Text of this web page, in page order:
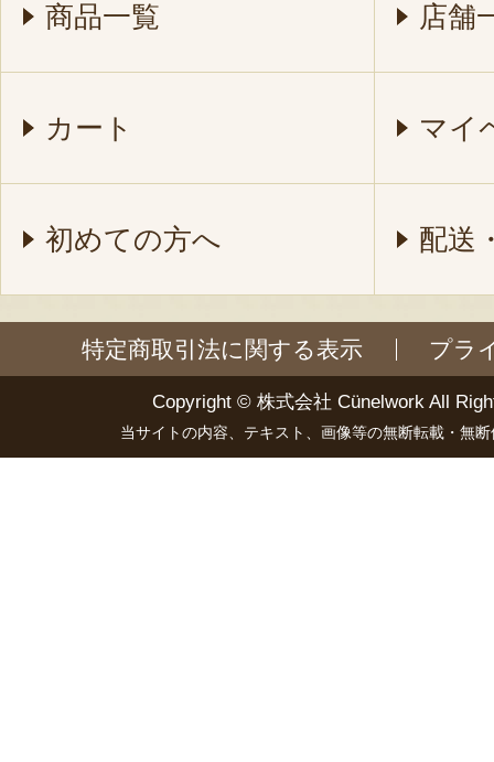
商品一覧 店舗
カート マイ
初めての方へ 配送
特定商取引法に関する表示 プラ
Copyright © 株式会社 Cünelwork All
当サイトの内容、テキスト、画像等の無断転載・無